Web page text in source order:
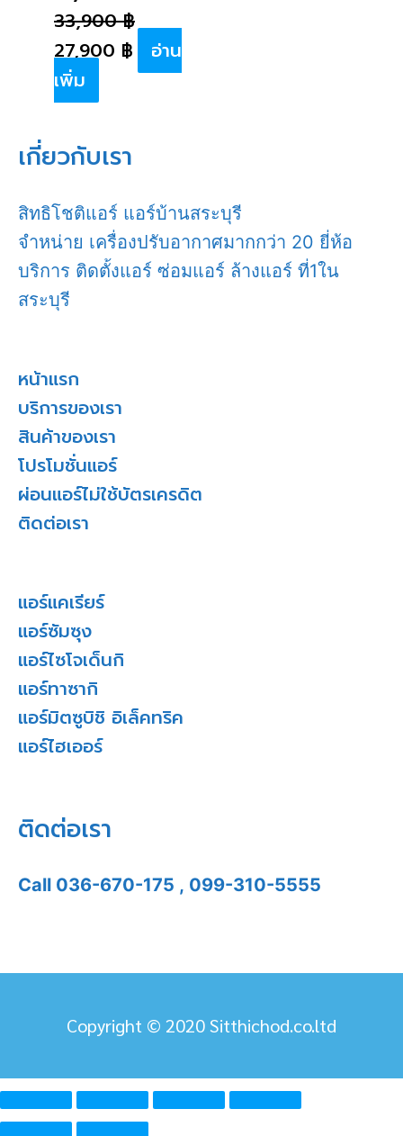
33,900฿
27,900 ฿
อ่าน
เพิ่ม
เกี่ยวกับเรา
สิทธิโชติแอร์ แอร์บ้านสระบุรี
จำหน่าย เครื่องปรับอากาศมากกว่า 20 ยี่ห้อ
บริการ ติดตั้งแอร์ ซ่อมแอร์ ล้างแอร์ ที่1ใน
สระบุรี
หน้าแรก
บริการของเรา
สินค้าของเรา
โปรโมชั่นแอร์
ผ่อนแอร์ไม่ใช้บัตรเครดิต
ติดต่อเรา
แอร์แคเรียร์
แอร์ซัมซุง
แอร์ไซโจเด็นกิ
แอร์ทาซากิ
แอร์มิตซูบิชิ อิเล็คทริค
แอร์ไฮเออร์
ติดต่อเรา
Call 036-670-175 , 099-310-5555
Copyright © 2020 Sitthichod.co.ltd